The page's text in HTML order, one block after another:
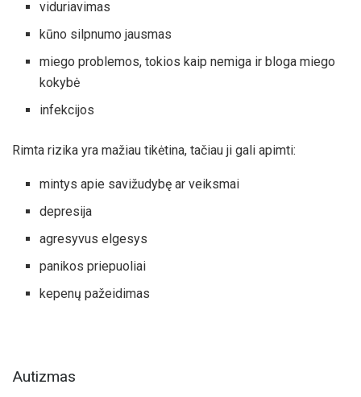
viduriavimas
kūno silpnumo jausmas
miego problemos, tokios kaip nemiga ir bloga miego
kokybė
infekcijos
Rimta rizika yra mažiau tikėtina, tačiau ji gali apimti:
mintys apie savižudybę ar veiksmai
depresija
agresyvus elgesys
panikos priepuoliai
kepenų pažeidimas
Autizmas